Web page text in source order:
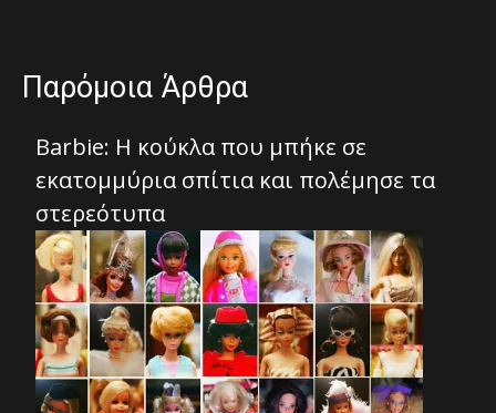
Παρόμοια Άρθρα
Barbie: Η κούκλα που μπήκε σε
εκατομμύρια σπίτια και πολέμησε τα
στερεότυπα